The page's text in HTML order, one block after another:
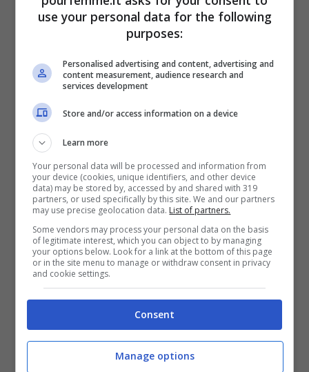
Un passaggio strategico è il massaggio.
Anche solo due o tre minuti di manualità,
con movimenti dal centro verso l’esterno,
stimolano la microcircolazione e regalano
un effetto più disteso e tonico.
Idratazione mirata e effetto glow
Dopo aver preparato la pelle, è il momento
di concentrarsi sull’idratazione. Un siero
illuminante con vitamina C o acido
ialuronico dona immediata freschezza e
aiuta a rimpolpare i tratti. La scelta di
texture leggere evita l’effetto lucido e
favorisce l’assorbimento rapido.Skin care
significa puntare su prodotti ad
use your personal data for the following
purposes:
Personalised advertising and content, advertising and
content measurement, audience research and
services development
Store and/or access information on a device
Learn more
Your personal data will be processed and information from
your device (cookies, unique identifiers, and other device
data) may be stored by, accessed by and shared with 319
partners, or used specifically by this site. We and our partners
may use precise geolocation data. List of partners.
Some vendors may process your personal data on the basis
of legitimate interest, which you can object to by managing
your options below. Look for a link at the bottom of this page
or in the site menu to manage or withdraw consent in privacy
and cookie settings.
Consent
Manage options